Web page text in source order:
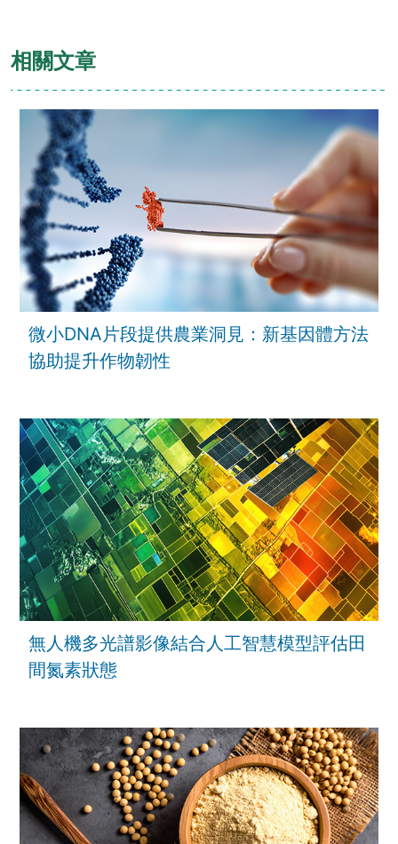
相關文章
微小DNA片段提供農業洞見：新基因體方法
協助提升作物韌性
無人機多光譜影像結合人工智慧模型評估田
間氮素狀態